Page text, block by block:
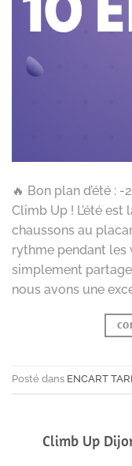
🔥 Bon plan d’été :
Climb Up ! L’été
chaussons au
rythme pendant les
simplement
nous avons une
Posté dans ENCART
Climb Up